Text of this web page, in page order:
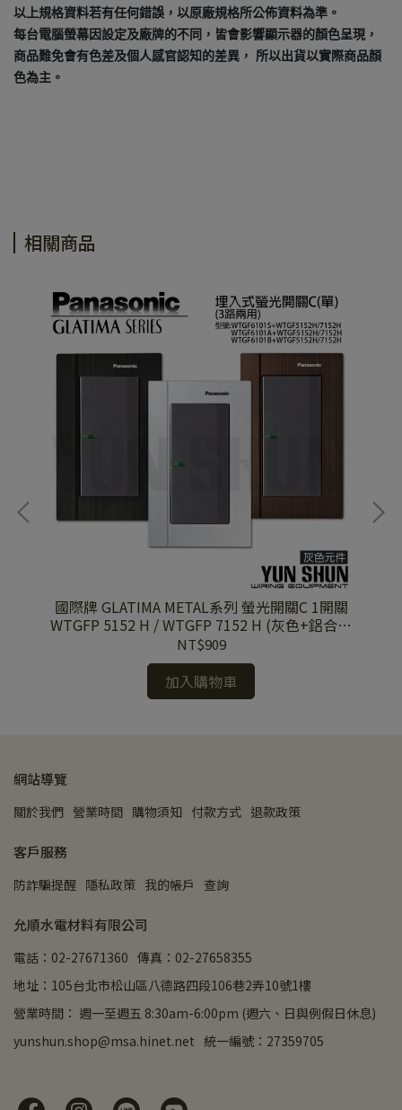
以上規格資料若有任何錯誤，以原廠規格所公佈資料為準。
每台電腦螢幕因設定及廠牌的不同，皆會影響顯示器的顏色呈現，
商品難免會有色差及個人感官認知的差異， 所以出貨以實際商品顏
色為主。
相關商品
國際牌 GLATIMA METAL系列 螢光開關C 1開關
WTGFP 5152 H / WTGFP 7152 H (灰色+鋁合金
蓋板)
NT$909
加入購物車
網站導覽
關於我們 營業時間 購物須知 付款方式 退款政策
客戶服務
防詐騙提醒 隱私政策 我的帳戶 查詢
允順水電材料有限公司
電話：02-27671360 傳真：02-27658355
地址：105台北市松山區八德路四段106巷2弄10號1樓
營業時間： 週一至週五 8:30am-6:00pm (週六、日與例假日休息)
yunshun.shop@msa.hinet.net 統一編號：27359705